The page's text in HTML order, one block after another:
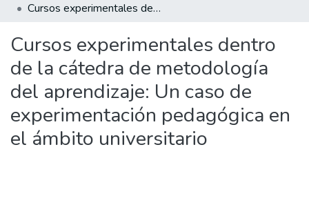
Statistics
Cursos experimentales dentro de la cátedra de metodología del aprendizaje: Un caso de experimentación pedagógica en el ámbito universitario
Cursos experimentales dentro
de la cátedra de metodología
del aprendizaje: Un caso de
experimentación pedagógica en
el ámbito universitario